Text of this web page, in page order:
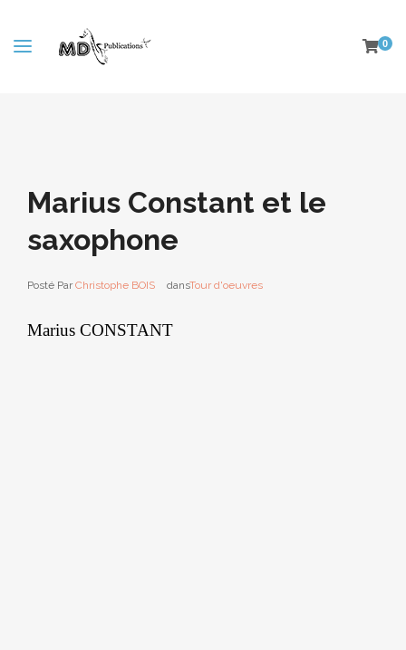
0
Marius Constant et le
saxophone
Posté ParChristophe BOIS dansTour d'oeuvres
Marius CONSTANT